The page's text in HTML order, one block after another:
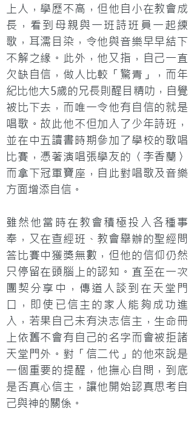
上人，學歷不高，但他自小在教會成
長，看到母親與一班詩班員一起練
歌，耳濡目染，令他與音樂早早結下
不解之緣。此外，他又指，自己一直
欠缺自信，做人比較「驚青」，而年
紀比他大5歲的兄長則醒目精叻，自覺
被比下去，而唯一令他有自信的就是
唱歌。故此他不但加入了少年詩班，
並在中五讀書時期參加了學校的歌唱
比賽，憑著演唱張學友的〈李香蘭〉
而拿下冠軍寶座，自此對唱歌及音樂
方面增添自信。
雖然他當時在教會積極投入各種事
奉，又在查經班、教會舉辦的聖經問
答比賽中獲獎無數，但他的信仰仍然
只停留在頭腦上的認知。直至在一次
團契分享中，傳道人談到在天堂門
口，即使已信主的家人能夠成功進
入，若果自己未有決志信主，生命冊
上依舊不會有自己的名字而會被拒諸
天堂門外。對「信二代」的他來說是
一個重要的提醒，他撫心自問，到底
是否真心信主，讓他開始認真思考自
己與神的關係。